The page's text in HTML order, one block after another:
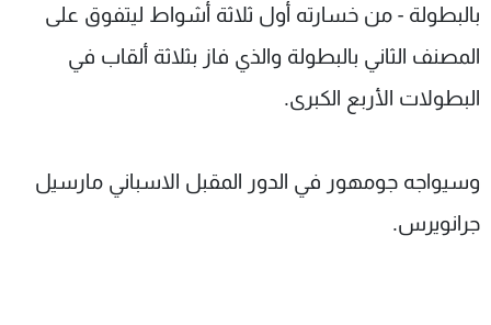
بالبطولة - من خسارته أول ثلاثة أشواط ليتفوق على
المصنف الثاني بالبطولة والذي فاز بثلاثة ألقاب في
البطولات الأربع الكبرى.
وسيواجه جومهور في الدور المقبل الاسباني مارسيل
جرانويرس.